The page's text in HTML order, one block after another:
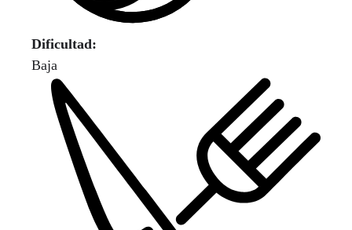
Dificultad:
Baja